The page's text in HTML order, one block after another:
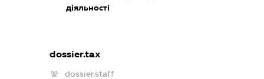
діяльності
dossier.tax
dossier.staff